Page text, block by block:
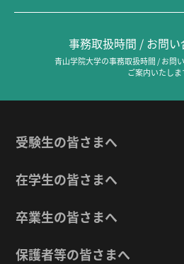
事務取扱時間 / お問い
青山学院大学の事務取扱時間 / お問
ご案内いたしま
受験生の皆さまへ
在学生の皆さまへ
卒業生の皆さまへ
保護者等の皆さまへ